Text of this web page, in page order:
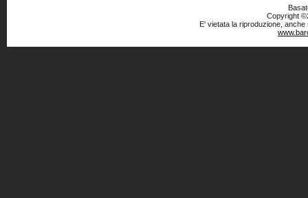
Copyright
E' vietata la riproduzione,